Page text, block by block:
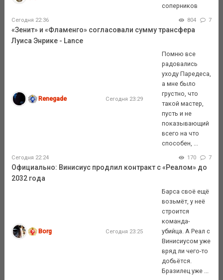
соперников
Сегодня 22:36 804 7
«Зенит» и «Фламенго» согласовали сумму трансфера
Луиса Энрике - Lance
Renegade Сегодня 23:29
Помню все
радовались
уходу Паредеса,
а мне было
грустно, что
такой мастер,
пусть и не
показывающий
всего на что
способен, ...
Сегодня 22:24 170 7
Официально: Винисиус продлил контракт с «Реалом» до
2032 года
Borg Сегодня 23:25
Барса своё ещё
возьмёт, у неё
строится
команда-
убийца. А Реал с
Винисиусом уже
вряд ли чего-то
добьётся.
Бразилец уже ...